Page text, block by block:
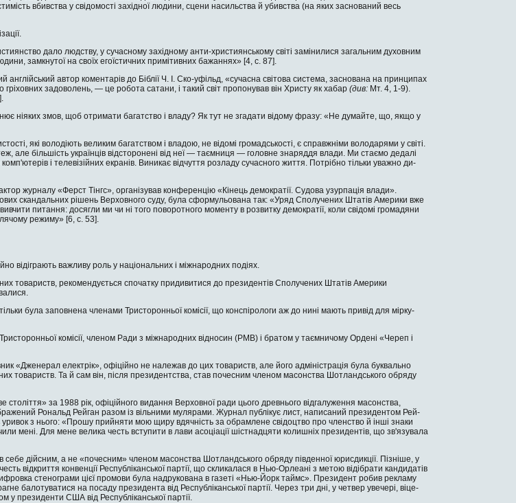
вбивства у свідомості західної людини, сцени насиль­ства й убивства (на яких заснований весь
дало людству, у сучасному західному анти-християнському світі замінилися загальним духов­ним
замкнутої на своїх егоїстичних примітивних ба­жаннях» [4, c. 87].
автор коментарів до Біблії Ч. І. Ско-уфільд, «сучасна світова система, заснована на прин­ципах
гріховних задоволень, — це робота сатани, і такий світ пропонував він Христу як хабар (див: Мт. 4, 1-9).
ніяких змов, щоб отримати багатство і владу? Як тут не згадати відому фразу: «Не думайте, що, якщо у
які володіють великим багатством і владою, не відомі громадськості, є справжніми володарями у світі.
але більшість українців відсторонені від неї — таємниця — головне знаряддя влади. Ми стаємо де­далі
і телевізійних екранів. Виникає відчуття розладу сучасного життя. Потрібно тільки уважно ди­
журналу «Ферст Тінгс», організував конфе­ренцію «Кінець демократії. Судова узурпація вла­ди».
скандальних рішень Верховного суду, була сформульована так: «Уряд Сполучених Штатів Америки вже
питання: досягли ми чи ні того пово­ротного моменту в розвитку демократії, коли свідомі громадяни
режиму» [6, c. 53].
відіграють важливу роль у національних і міжнарод­них подіях.
товариств, рекомендується спочатку придивитися до президентів Сполучених Штатів Америки
була заповнена членами Тристоронньої комісії, що конспірологи аж до нині мають привід для мірку­
комісії, членом Ради з міжнародних відносин (РМВ) і братом у таємничому Ордені «Че­реп і
«Дженерал електрік», офіційно не належав до цих то­вариств, але його адміністрація була буквально
товариств. Та й сам він, після президентства, став поче­сним членом масонства Шотландського обряду
за 1988 рік, офіційного видання Верховної ради цього древнього відгалуження масонства,
Рональд Рейган разом із вільними мулярами. Журнал публікує лист, написаний президентом Рей­
з нього: «Прошу прийняти мою щиру вдячність за обрамлене свідоцтво про членство й інші знаки
мені. Для мене велика честь вступити в лави асоціації шістнадцяти колишніх президентів, що зв'язувала
се­бе дійсним, а не «почесним» членом масонства Шотландського обряду південної юрисдикції. Пізніше, у
відкриття конвенції Республіканської партії, що скли­калася в Нью-Орлеані з метою відібрати кандидатів
стенограми цієї промови була надрукована в газеті «Нью-Йорк таймс». Президент робив рекламу
бало­туватися на посаду президента від Республіканської партії. Через три дні, у четвер увечері, віце-
президенти США від Республіканської партії.